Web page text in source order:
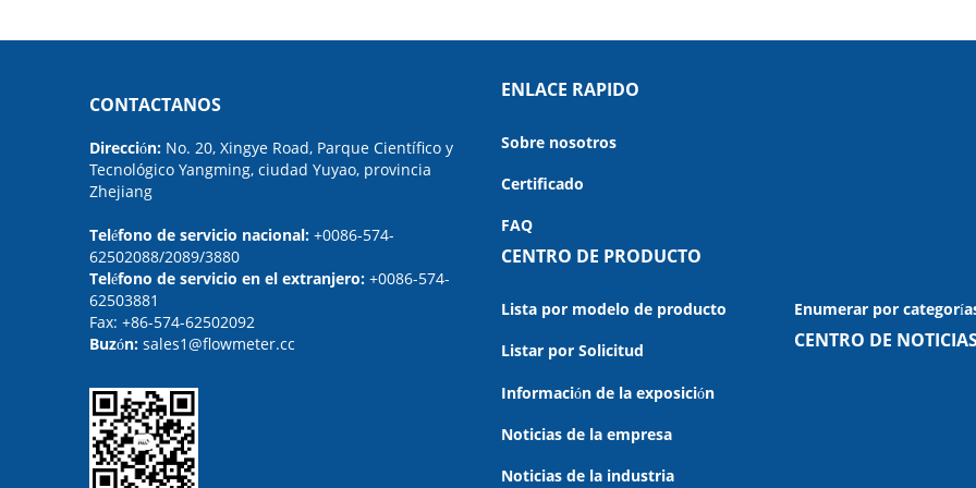
CONTACTANOS
Dirección: No. 20, Xingye Road, Parque Científico y
Tecnológico Yangming, ciudad Yuyao, provincia
Zhejiang
Teléfono de servicio nacional: +0086-574-
62502088/2089/3880
Teléfono de servicio en el extranjero: +0086-574-
62503881
Fax: +86-574-62502092
Buzón: sales1@flowmeter.cc
ENLACE RAPIDO
Sobre nosotros
Certificado
FAQ
CENTRO DE PRODUCTO
Lista por modelo de producto
Enumerar por
Listar por Solicitud
CENTRO DE
Información de la exposición
Noticias de la empresa
Noticias de la industria